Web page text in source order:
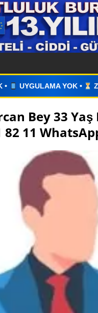
ZAMAN KAYBI YOK •
Bey 33
82 11